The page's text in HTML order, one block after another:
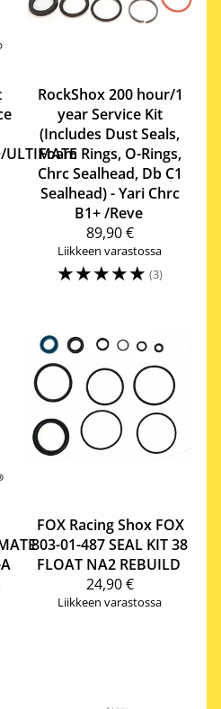
ULTIMATE
RockShox200 hour/1
year Service Kit
(Includes Dust Seals,
Foam Rings, O-Rings,
Chrc Sealhead, Db C1
Sealhead) - Yari Chrc
B1+ /Reve
89,90 €
Liikkeen varastossa
☆☆☆☆☆ (3)
FOX Racing Shox FOX
803-01-487 SEAL KIT 38
FLOAT NA2 REBUILD
24,90 €
Liikkeen varastossa